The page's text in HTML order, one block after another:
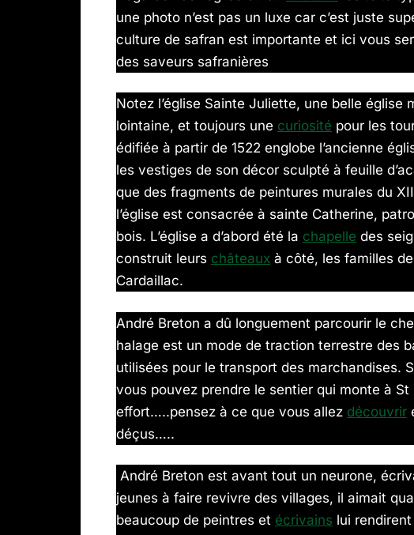
une photo n’est pas un luxe car c’est juste
culture de safran est importante et ici vous
des saveurs safranières
Notez l’église Sainte Juliette, une belle église
lointaine, et toujours une curiosité pour les
édifiée à partir de 1522 englobe l’ancienne
les vestiges de son décor sculpté à feuille
que des fragments de peintures murales du
l’église est consacrée à sainte Catherine,
bois. L’église a d’abord été la chapelle des
construit leurs châteaux à côté, les familles
Cardaillac.
André Breton a dû longuement parcourir le
halage est un mode de traction terrestre des
utilisées pour le transport des marchandises.
vous pouvez prendre le sentier qui monte à
effort…..pensez à ce que vous allez découvrir
déçus…..
André Breton est avant tout un neurone,
jeunes à faire revivre des villages, il aimait
beaucoup de peintres et écrivains lui rendirent